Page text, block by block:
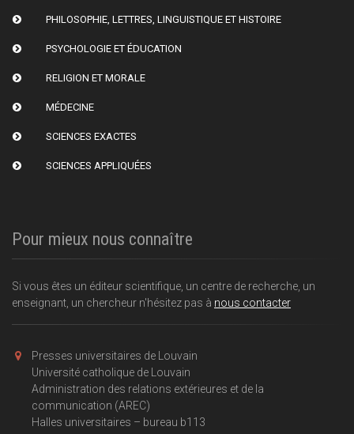
PHILOSOPHIE, LETTRES, LINGUISTIQUE ET HISTOIRE
PSYCHOLOGIE ET ÉDUCATION
RELIGION ET MORALE
MÉDECINE
SCIENCES EXACTES
SCIENCES APPLIQUÉES
Pour mieux nous connaître
Si vous êtes un éditeur scientifique, un centre de recherche, un
enseignant, un chercheur n'hésitez pas à nous contacter
Presses universitaires de Louvain
Université catholique de Louvain
Administration des relations extérieures et de la
communication (AREC)
Halles universitaires – bureau b113